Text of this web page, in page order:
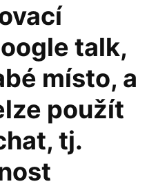
talk,
místo, a
použít
tj.